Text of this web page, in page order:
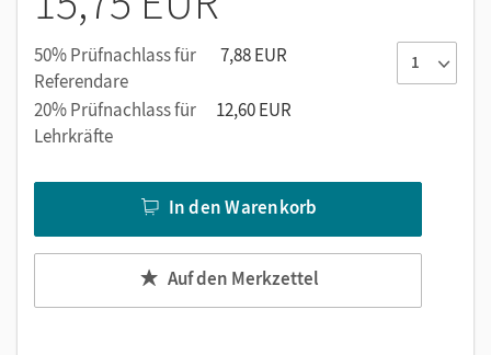
50% Prüfnachlass für
Referendare
7,88 EUR
20% Prüfnachlass für
Lehrkräfte
12,60 EUR
In den Warenkorb
Auf den Merkzettel